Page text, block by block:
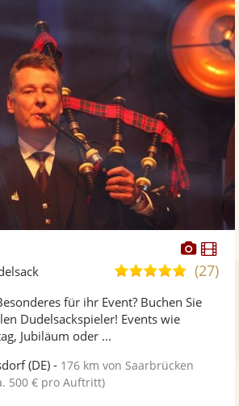
Fotos
5,0
5
(27)
für ihr Event? Buchen Sie
Dudelsackspieler! Events wie
Jubiläum oder ...
(DE) - 176 km von Saarbrücken
500 € pro Auftritt)